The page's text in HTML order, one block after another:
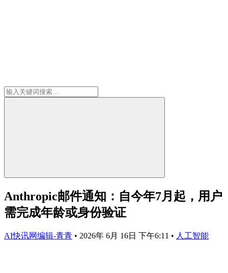
Anthropic邮件通知：自今年7月起，用户
需完成年龄或身份验证
AI快讯网编辑-青青 • 2026年 6月 16日 下午6:11 • 人工智能